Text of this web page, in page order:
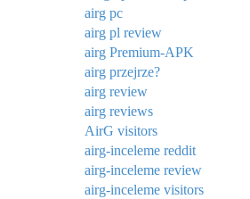
airg pc
airg pl review
airg Premium-APK
airg przejrze?
airg review
airg reviews
AirG visitors
airg-inceleme reddit
airg-inceleme review
airg-inceleme visitors